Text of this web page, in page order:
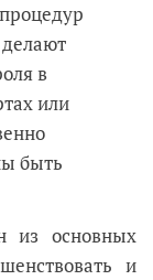
в
или
быть
из основных
и